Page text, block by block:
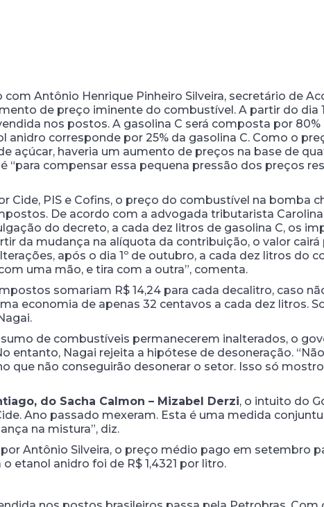
com Antônio Henrique Pinheiro Silveira, secretário de
de preço iminente do combustível. A partir do dia
nos postos. A gasolina C será composta por 80%
anidro corresponde por 25% da gasolina C. Como o
açúcar, haveria um aumento de preços na base de
“para compensar essa pequena pressão dos preços
Cide, PIS e Cofins, o preço do combustível na bomba
De acordo com a advogada tributarista
do decreto, a cada dez litros de gasolina C, os
da mudança na alíquota da contribuição, o valor cairá
após o dia 1º de outubro, a cada dez litros do
uma mão, e tira com a outra”, comenta.
somariam R$ 14,24 para cada decalitro, caso
economia de apenas 32 centavos a cada dez litros.
de combustíveis permanecerem inalterados, o
entanto, Nagai rejeita a hipótese de desoneração.
que não conseguirão desonerar o setor. Isso só
do Sacha Calmon – Mizabel Derzi, o intuito do
Ano passado mexeram. Esta é uma medida
na mistura”, diz.
Antônio Silveira, o preço médio pago em setembro
etanol anidro foi de R$ 1,4321 por litro.